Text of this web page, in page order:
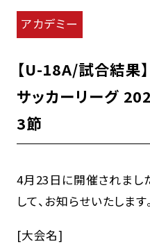
アカデミー
【U-18A/試合結果
サッカーリーグ
3節
4月23日に開催されまし
して、お知らせいたします。
[大会名]